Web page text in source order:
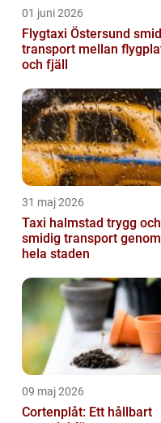
01 juni 2026
Flygtaxi Östersund smidig
transport mellan
och fjäll
31 maj 2026
Taxi halmstad trygg och
smidig transport genom
hela staden
09 maj 2026
Cortenplåt: Ett hållbart